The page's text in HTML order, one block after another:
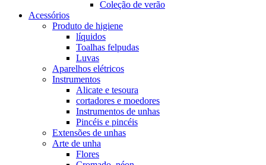
Coleção de verão
Acessórios
Produto de higiene
líquidos
Toalhas felpudas
Luvas
Aparelhos elétricos
Instrumentos
Alicate e tesoura
cortadores e moedores
Instrumentos de unhas
Pincéis e pincéis
Extensões de unhas
Arte de unha
Flores